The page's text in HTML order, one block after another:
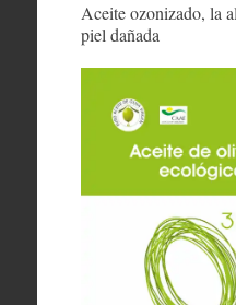
Aceite ozonizado, la
piel dañada